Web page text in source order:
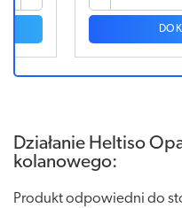
DO
Działanie Heltiso
kolanowego:
Produkt odpowiedni do